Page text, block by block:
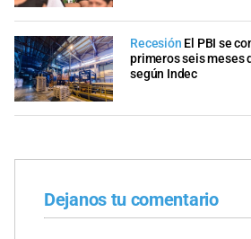
Recesión El PBI se
primeros seis meses
según Indec
Dejanos tu comentario